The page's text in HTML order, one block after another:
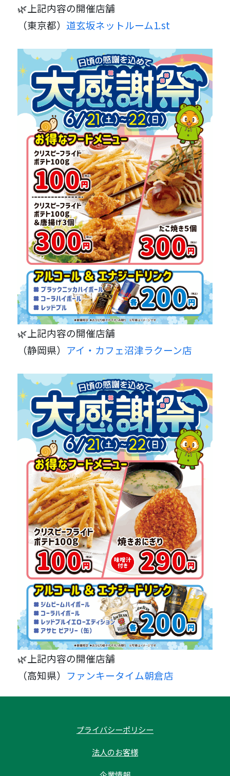
🌿上記内容の開催店舗
（東京都） 道玄坂ネットルーム1.st
🌿上記内容の開催店舗
（静岡県） アイ・カフェ沼津ラクーン店
🌿上記内容の開催店舗
（高知県） ファンキータイム朝倉店
プライバシーポリシー
法人のお客様